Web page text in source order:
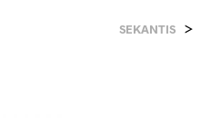
SEKANTIS >